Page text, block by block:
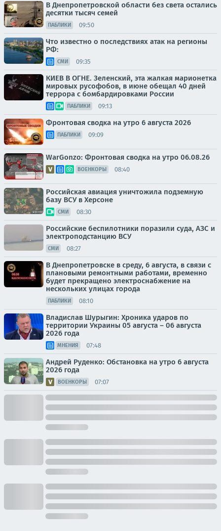
В Днепропетровской области без света остались
десятки тысяч семей
ПАБЛИКИ 09:50
Что известно о последствиях атак на регионы
РФ:
СМИ 09:35
КИЕВ В ОГНЕ. Зеленский, эта жалкая марионетка
мировых русофобов, в июне обещал 40 дней
террора с бомбардировками России
ПАБЛИКИ 09:13
Фронтовая сводка на утро 6 августа 2026
ПАБЛИКИ 09:09
WarGonzo: Фронтовая сводка на утро 06.08.26
ВОЕНКОРЫ 08:40
Российская авиация уничтожила подземную
базу ВСУ в Херсоне
СМИ 08:30
Российские беспилотники поразили суда, АЗС и
электроподстанцию ВСУ
СМИ 08:27
В Днепропетровске в среду, 6 августа, в связи с
плановыми ремонтными работами, временно
будет прекращено электроснабжение на
нескольких улицах города
ПАБЛИКИ 08:10
Владислав Шурыгин: Хроника ударов по
территории Украины 05 августа – 06 августа
2026 года
МНЕНИЯ 07:48
Андрей Руденко: Обстановка на утро 6 августа
2026 года
ВОЕНКОРЫ 07:07